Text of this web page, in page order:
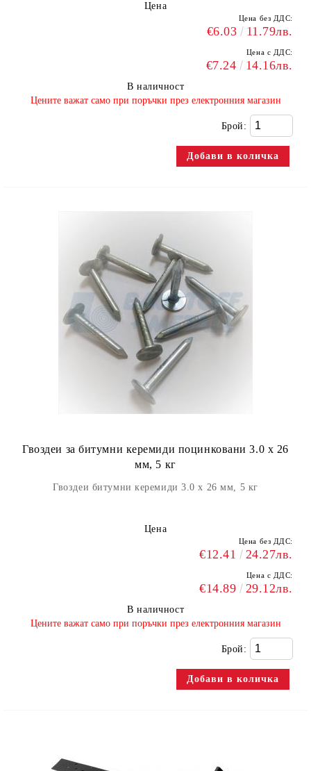
Цена
Цена без ДДС:
€6.03 11.79лв.
Цена с ДДС:
€7.24 14.16лв.
В наличност
​Цените важат само при поръчки през електронния магазин
Брой:
Гвоздеи за битумни керемиди поцинковани 3.0 х 26
мм, 5 кг
Гвоздеи битумни керемиди 3.0 х 26 мм, 5 кг
Цена
Цена без ДДС:
€12.41 24.27лв.
Цена с ДДС:
€14.89 29.12лв.
В наличност
​Цените важат само при поръчки през електронния магазин
Брой: